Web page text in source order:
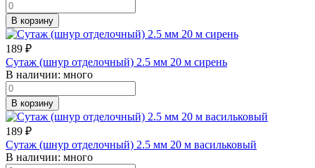
В корзину
189 ₽
Сутаж (шнур отделочный) 2.5 мм 20 м сирень
В наличии: много
В корзину
189 ₽
Сутаж (шнур отделочный) 2.5 мм 20 м васильковый
В наличии: много